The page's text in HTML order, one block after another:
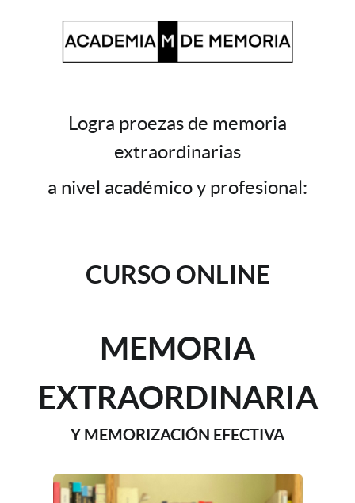
Logra proezas de memoria
extraordinarias
a nivel académico y profesional:
CURSO ONLINE
MEMORIA
EXTRAORDINARIA
Y MEMORIZACIÓN EFECTIVA